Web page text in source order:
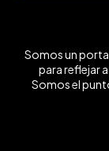
Somos un
para reflejar a
Somos el